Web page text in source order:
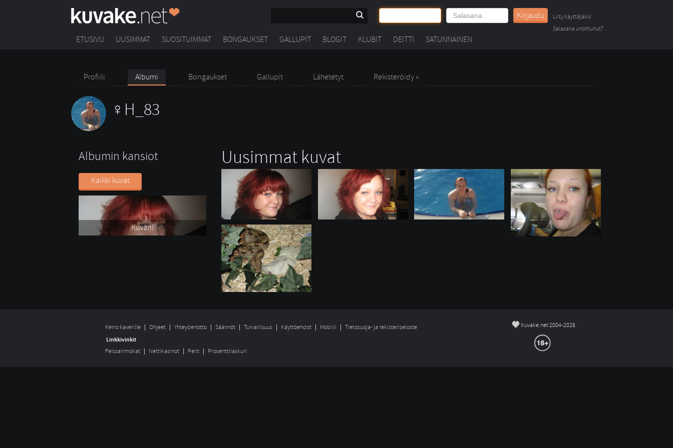
Kirjaudu
Liity käyttäjäksi
Salasana unohtunut?
ETUSIVU UUSIMMAT SUOSITUIMMAT BONGAUKSET GALLUPIT BLOGIT KLUBIT DEITTI SATUNNAINEN
Profiili Albumi Bongaukset Gallupit Lähetetyt Rekisteröidy »
H_83
Albumin kansiot
Kaikki kuvat
Kuvani
Uusimmat kuvat
Kerro kaverille Ohjeet Yhteydenotto Säännöt Turvallisuus Käyttöehdot Mobiili Tietosuoja- ja rekisteriseloste © Kuvake.net 2004-2026.
Linkkivinkit
Feissarimokat Nettikasinot Pelit Prosenttilaskuri